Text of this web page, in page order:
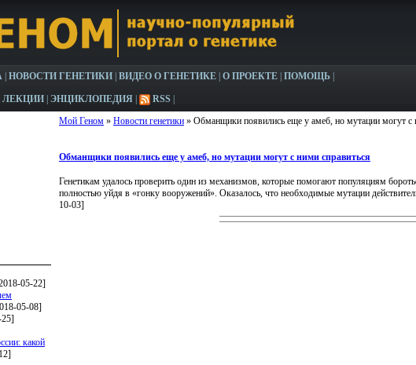
НОВОСТИ ГЕНЕТИКИ ВИДЕО О ГЕНЕТИКЕ О ПРОЕКТЕ ПОМОЩЬ
ЛЕКЦИИ ЭНЦИКЛОПЕДИЯ RSS
05-22]
05-08]
какой
Мой Геном » Новости генетики » Обманщики появились еще у амеб, но мутации могут с
Обманщики появились еще у амеб, но мутации могут с ними справиться
Генетикам удалось проверить один из механизмов, которые помогают популяциям
полностью уйдя в «гонку вооружений». Оказалось, что необходимые мутации
10-03]